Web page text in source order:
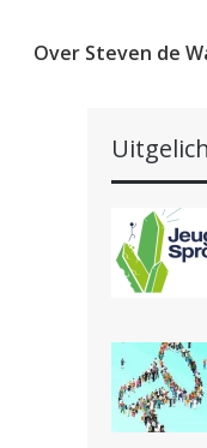
Over Steven de